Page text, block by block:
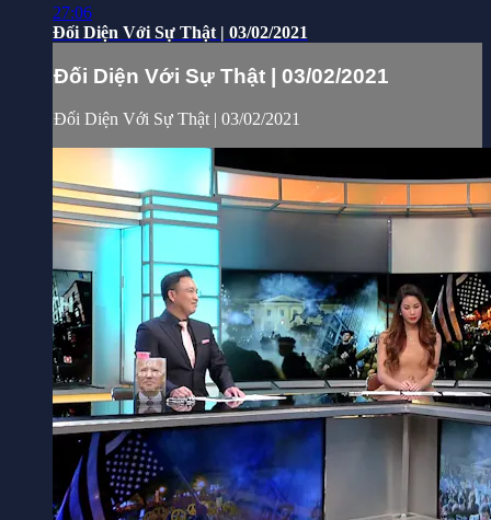
27:06
Đối Diện Với Sự Thật | 03/02/2021
Đối Diện Với Sự Thật | 03/02/2021
Đối Diện Với Sự Thật | 03/02/2021